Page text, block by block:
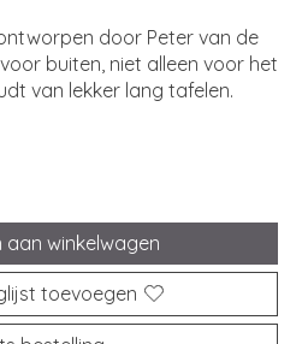
door Peter van de
buiten, niet alleen voor het
van lekker lang tafelen.
aan winkelwagen
toevoegen